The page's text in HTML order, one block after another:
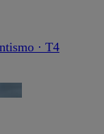
· T4